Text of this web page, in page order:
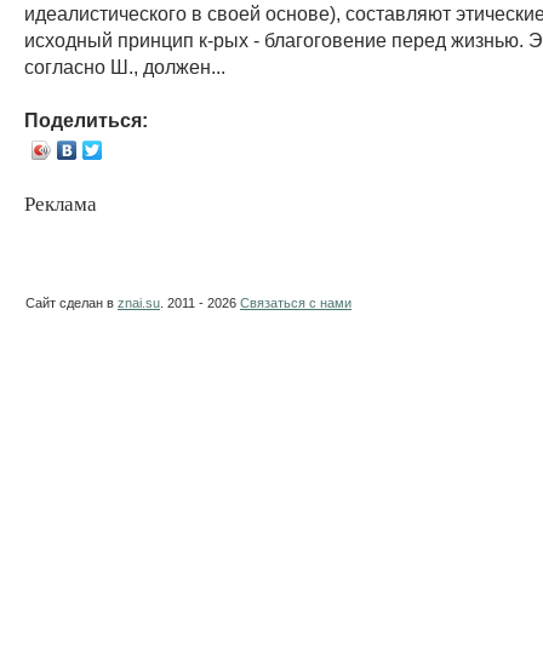
идеалистического в своей основе), составляют
исходный принцип к-рых - благоговение перед жизнью.
согласно Ш., должен...
Поделиться:
Реклама
Сайт сделан в znai.su . 2011 - 2026 Связаться с нами